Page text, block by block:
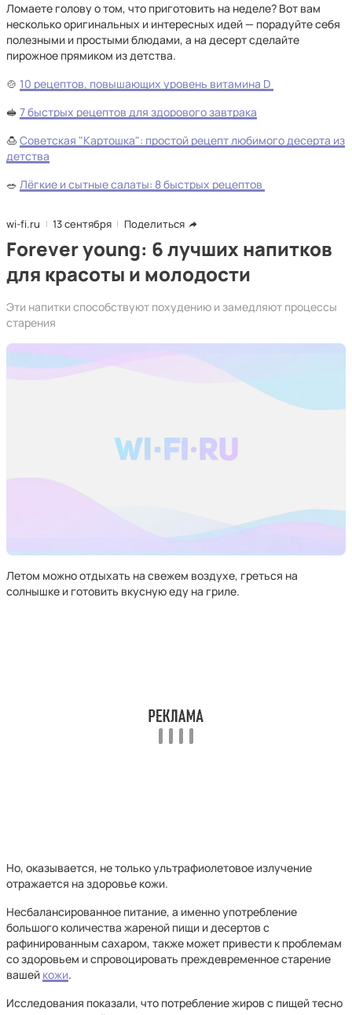
Ломаете голову о том, что приготовить на неделе? Вот вам
несколько оригинальных и интересных идей — порадуйте себя
полезными и простыми блюдами, а на десерт сделайте
пирожное прямиком из детства.
🍲 10 рецептов, повышающих уровень витамина D
🥪 7 быстрых рецептов для здорового завтрака
🍮Советская "Картошка": простой рецепт любимого десерта из
детства
🥗 Лёгкие и сытные салаты: 8 быстрых рецептов
wi-fi.ru 13 сентября Поделиться
Forever young: 6 лучших напитков
для красоты и молодости
Эти напитки способствуют похудению и замедляют процессы
старения
Летом можно отдыхать на свежем воздухе, греться на
солнышке и готовить вкусную еду на гриле.
Но, оказывается, не только ультрафиолетовое излучение
отражается на здоровье кожи.
Несбалансированное питание, а именно употребление
большого количества жареной пищи и десертов с
рафинированным сахаром, также может привести к проблемам
со здоровьем и спровоцировать преждевременное старение
вашей кожи.
Исследования показали, что потребление жиров с пищей тесно